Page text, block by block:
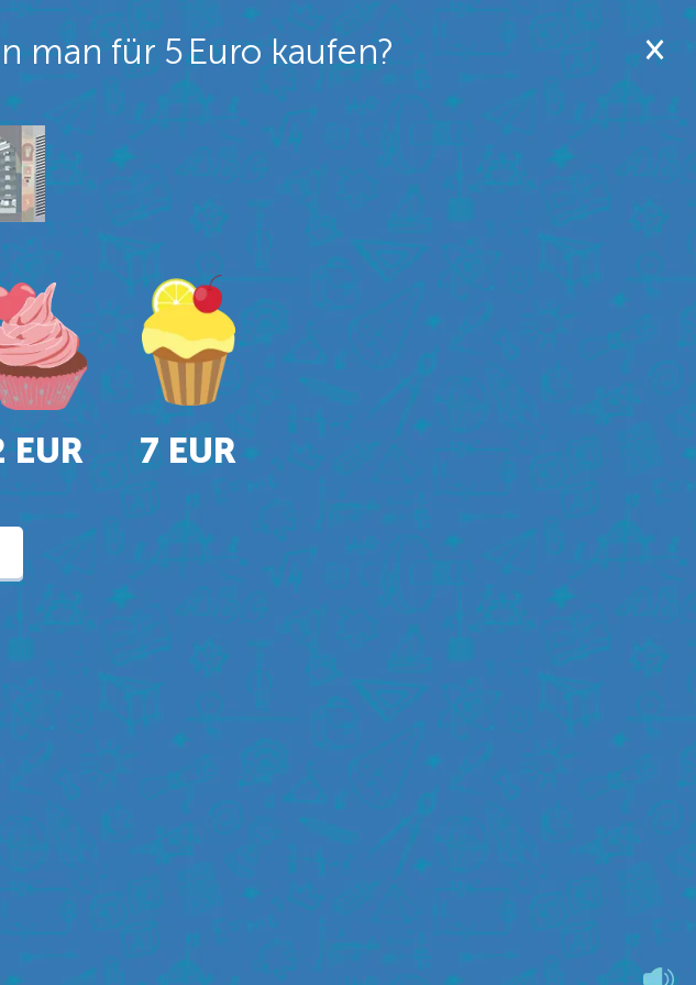
EUR 7 EUR
man für 5 Euro kaufen?